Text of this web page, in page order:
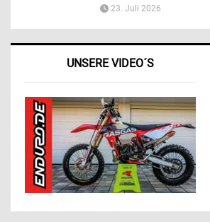
23. Juli 2026
UNSERE VIDEO´S